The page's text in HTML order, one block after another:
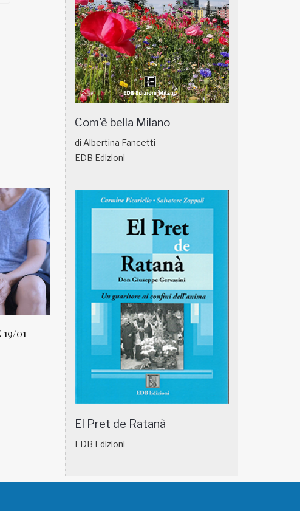
19/01 NATUROPATIA IN BREVE 18/01
Com'è bella Milano
di Albertina Fancetti
EDB Edizioni
El Pret de Ratanà
EDB Edizioni